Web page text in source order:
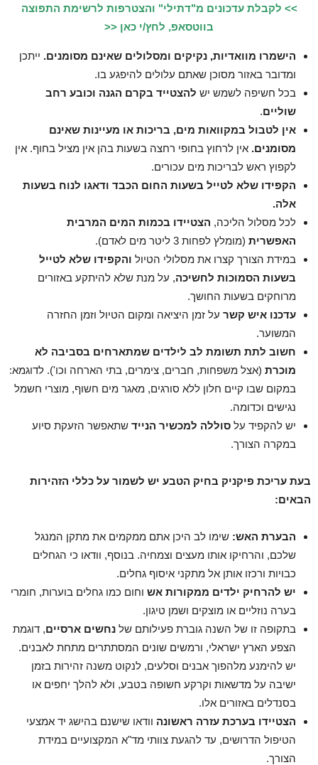
>> לקבלת עדכונים מ"דתילי" והצטרפות לרשימת התפוצה
בווטסאפ, לחץ/י כאן <<
הישמרו מוואדיות, נקיקים ומסלולים שאינם מסומנים. ייתכן
ומדובר באזור מסוכן שאתם עלולים להיפגע בו.
בכל חשיפה לשמש יש להצטייד בקרם הגנה וכובע רחב
שוליים.
אין לטבול במקוואות מים, בריכות או מעיינות שאינם
מסומנים. אין לרחוץ בחופי רחצה בשעות בהן אין מציל בחוף. אין
לקפוץ ראש לבריכות מים עכורים.
הקפידו שלא לטייל בשעות החום הכבד ודאגו לנוח בשעות
אלה.
לכל מסלול הליכה, הצטיידו בכמות המים המרבית
האפשרית (מומלץ לפחות 3 ליטר מים לאדם).
במידת הצורך קצרו את מסלולי הטיול והקפידו שלא לטייל
בשעות הסמוכות לחשיכה, על מנת שלא להיתקע באזורים
מרוחקים בשעות החושך.
עדכנו איש קשר על זמן היציאה ומקום הטיול וזמן החזרה
המשוער.
חשוב לתת תשומת לב לילדים שמתארחים בסביבה לא
מוכרת (אצל משפחות, חברים, צימרים, בתי הארחה וכו'). לדוגמא:
במקום שבו קיים חלון ללא סורגים, מאגר מים חשוף, מוצרי חשמל
נגישים וכדומה.
יש להקפיד על סוללה למכשיר הנייד שתאפשר הזעקת סיוע
במקרה הצורך.
בעת עריכת פיקניק בחיק הטבע יש לשמור על כללי הזהירות
הבאים:
הבערת האש: שימו לב היכן אתם ממקמים את מתקן המנגל
שלכם, והרחיקו אותו מעצים וצמחיה. בנוסף, וודאו כי הגחלים
כבויות ורכזו אותן אל מתקני איסוף גחלים.
יש להרחיק ילדים ממקורות אש וחום כמו גחלים בוערות, חומרי
בערה נוזליים או מוצקים ושמן טיגון.
בתקופה זו של השנה גוברת פעילותם של נחשים ארסיים, דוגמת
הצפע הארץ ישראלי, ורמשים שונים המסתתרים מתחת לאבנים.
יש להימנע מלהפוך אבנים וסלעים, לנקוט משנה זהירות בזמן
ישיבה על מדשאות וקרקע חשופה בטבע, ולא להלך יחפים או
בסנדלים באזורים אלו.
הצטיידו בערכת עזרה ראשונה וודאו שישנם בהישג יד אמצעי
הטיפול הדרושים, עד להגעת צוותי מד"א המקצועיים במידת
הצורך.